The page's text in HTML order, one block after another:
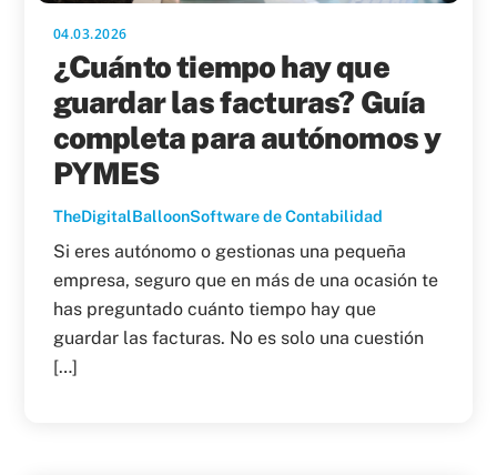
04.03.2026
¿Cuánto tiempo hay que
guardar las facturas? Guía
completa para autónomos y
PYMES
TheDigitalBalloonSoftware de Contabilidad
Si eres autónomo o gestionas una pequeña
empresa, seguro que en más de una ocasión te
has preguntado cuánto tiempo hay que
guardar las facturas. No es solo una cuestión
[…]